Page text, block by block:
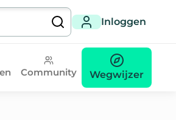
Inloggen
Community Wegwijzer